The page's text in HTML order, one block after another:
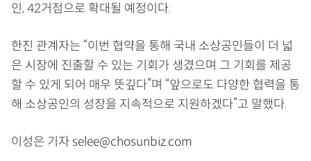
인, 42거점으로 확대될 예정이다.
한진 관계자는 “이번 협약을 통해 국내 소상공인들이 더 넓
은 시장에 진출할 수 있는 기회가 생겼으며 그 기회를 제공
할 수 있게 되어 매우 뜻깊다”며 “앞으로도 다양한 협력을 통
해 소상공인의 성장을 지속적으로 지원하겠다”고 말했다.
이성은 기자 selee@chosunbiz.com